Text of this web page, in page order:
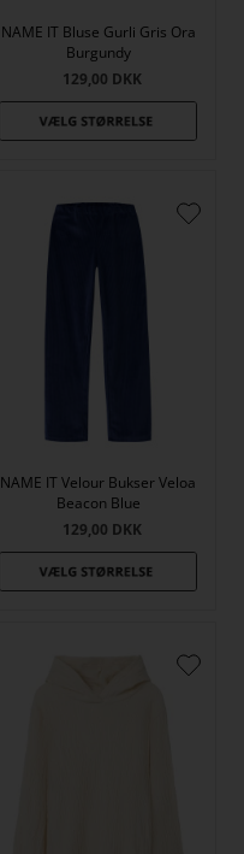
NAME IT Bluse Gurli Gris Ora
Burgundy
129,00 DKK
NAME IT Velour Bukser Veloa
Beacon Blue
129,00 DKK